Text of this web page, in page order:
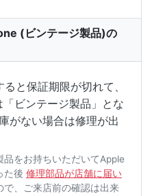
(ビンテージ製品)の
と保証期限が切れて、
ビンテージ製品」とな
がない場合は修理が出
品をお持ちいただいてApple
た後 修理部品が店舗に届い
で、ご来店前の確認は出来